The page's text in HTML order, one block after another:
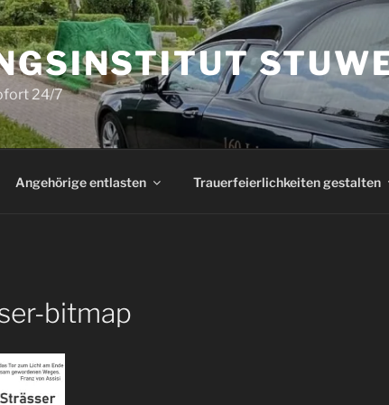
24/7
Angehörige entlasten Trauerfeierlichkeiten gestalten
bitmap